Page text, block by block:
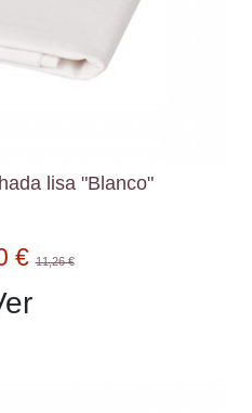
lisa "Blanco"
€11,26 €